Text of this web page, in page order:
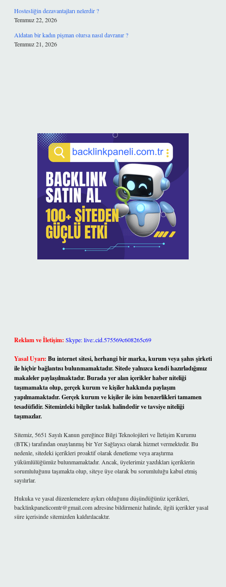
Hostesliğin dezavantajları nelerdir ?
Temmuz 22, 2026
Aldatan bir kadın pişman olursa nasıl davranır ?
Temmuz 21, 2026
Reklam ve İletişim: Skype: live:.cid.575569c608265c69
Yasal Uyarı: Bu internet sitesi, herhangi bir marka, kurum veya şahıs şirketi
ile hiçbir bağlantısı bulunmamaktadır. Sitede yalnızca kendi hazırladığımız
makaleler paylaşılmaktadır. Burada yer alan içerikler haber niteliği
taşımamakta olup, gerçek kurum ve kişiler hakkında paylaşım
yapılmamaktadır. Gerçek kurum ve kişiler ile isim benzerlikleri tamamen
tesadüfidir. Sitemizdeki bilgiler taslak halindedir ve tavsiye niteliği
taşımazlar.
Sitemiz, 5651 Sayılı Kanun gereğince Bilgi Teknolojileri ve İletişim Kurumu
(BTK) tarafından onaylanmış bir Yer Sağlayıcı olarak hizmet vermektedir. Bu
nedenle, sitedeki içerikleri proaktif olarak denetleme veya araştırma
yükümlülüğümüz bulunmamaktadır. Ancak, üyelerimiz yazdıkları içeriklerin
sorumluluğunu taşımakta olup, siteye üye olarak bu sorumluluğu kabul etmiş
sayılırlar.
Hukuka ve yasal düzenlemelere aykırı olduğunu düşündüğünüz içerikleri,
backlinkpanelicomtr@gmail.comadresine bildirmeniz halinde, ilgili içerikler yasal
süre içerisinde sitemizden kaldırılacaktır.